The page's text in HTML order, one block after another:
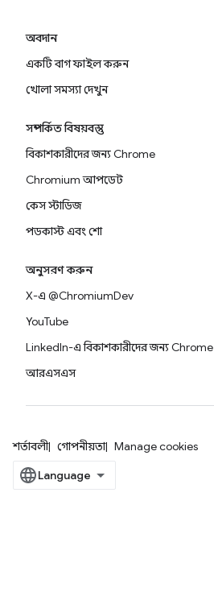
অবদান
একটি বাগ ফাইল করুন
খোলা সমস্যা দেখুন
সম্পর্কিত বিষয়বস্তু
বিকাশকারীদের জন্য Chrome
Chromium আপডেট
কেস স্টাডিজ
পডকাস্ট এবং শো
অনুসরণ করুন
X-এ @ChromiumDev
YouTube
LinkedIn-এ বিকাশকারীদের জন্য Chrome
আরএসএস
শর্তাবলী গোপনীয়তা Manage cookies